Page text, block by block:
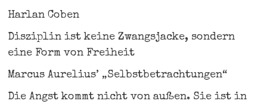
Harlan Coben
Disziplin ist keine Zwangsjacke, sondern
eine Form von Freiheit
Marcus Aurelius’ „Selbstbetrachtungen“
Die Angst kommt nicht von außen. Sie ist in